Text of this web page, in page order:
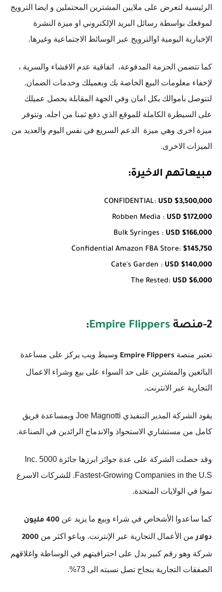
الرئيسية لتعرض على ملايين المشترين المحتملين و ايضا الترويج
لموقعك بواسطة رسائل البريد الإلكتروني او ميزة النشرة
الإخبارية اليومية اوالترويج عبر الوسائط الاجتماعية وغيرها.
كما تتضمن الحزمة المدفوعة، اتفاقية عدم الافشاء والسرية ،
لإخفاء معلومات البيع الخاصة بك وبعميلك وخدمات الضمان.
لتتوصل باموالك بكل امان وفي الجهة المقابلة يحصل عميلك
على السيطرة الكاملة للموقع الذي دفع ثمنا من اجله. وتتوفر
ميزة اخرى وهي ميزة الدعم السريع في نفس اليوم والعديد من
الميزات الاخرى.
مبيعاتهم الاخيرة:
CONFIDENTIAL: USD $3,500,000
Robben Media : USD $172,000
Bulk Syringes : USD $166,000
Confidential Amazon FBA Store: $145,750
Cate's Garden : USD $140,000
The Rested: USD $6,000
2-منصة Empire Flippers
:
تعتبر منصة Empire Flippers وسيط ويب يركز على مساعدة
البائعين والمشترين على حد السواء على بيع وشراء الاعمال
التجارية عبر الانترنت.
يقود الشركة المدير التنفيذي Joe Magnotti وبمساعدة فريق
كامل من مستشاري الاستحواذ والاندماج الرائدين في الصناعة.
وقد حصلت الشركة على عدة جوائز ابرزها جائزة Inc. 5000
Fastest-Growing Companies in the U.S. للشركات الاسرع
نموا في الولايات المتحدة.
كما ساعدوا الأشخاص في شراء وبيع ما يزيد عن 400 مليون
دولار من الأعمال التجارية عبر الإنترنت. وباعو اكثر من 2000
شركة وهو رقم كبير يدل على احترافيتهم في الوساطة واغلاقهم
الصفقات التجارية بنجاح تصل نسبته الى 73%.